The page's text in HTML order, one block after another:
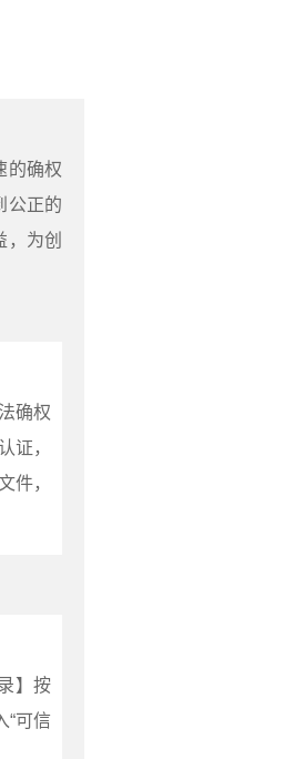
的确权
公正的
，为创
确权
证，
件，
】按
“可信